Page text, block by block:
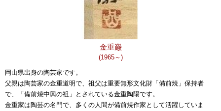
金重巌
(1965～)
岡山県出身の陶芸家です。
父親は陶芸家の金重道明で、祖父は重要無形文化財「備前焼」保持者
で、「備前焼中興の祖」とされている金重陶陽です。
金重家は陶芸の名門で、多くの人間が備前焼作家として活躍していま